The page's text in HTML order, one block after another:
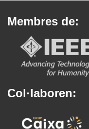
Membres de:
Col·laboren: